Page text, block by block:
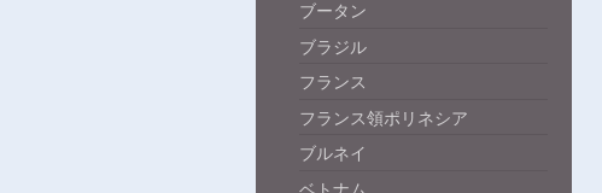
ブータン
ブラジル
フランス
フランス領ポリネシア
ブルネイ
ベトナム